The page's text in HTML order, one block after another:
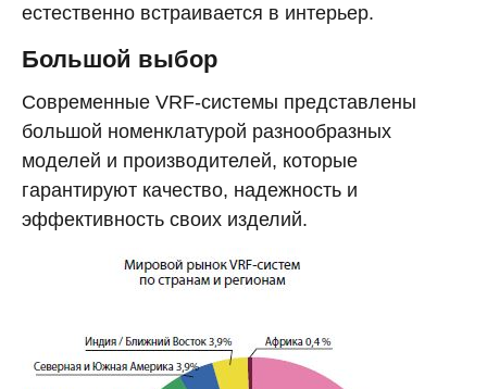
естественно встраивается в интерьер.
Большой выбор
Современные VRF-системы представлены
большой номенклатурой разнообразных
моделей и производителей, которые
гарантируют качество, надежность и
эффективность своих изделий.